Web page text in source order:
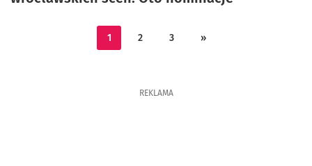
1 2 3 »
REKLAMA